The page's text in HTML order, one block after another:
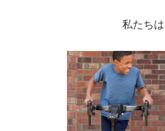
私たち